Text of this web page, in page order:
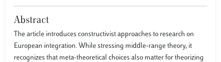
Abstract
The article introduces constructivist approaches to research on
European integration. While stressing middle-range theory, it
recognizes that meta-theoretical choices also matter for theorizing